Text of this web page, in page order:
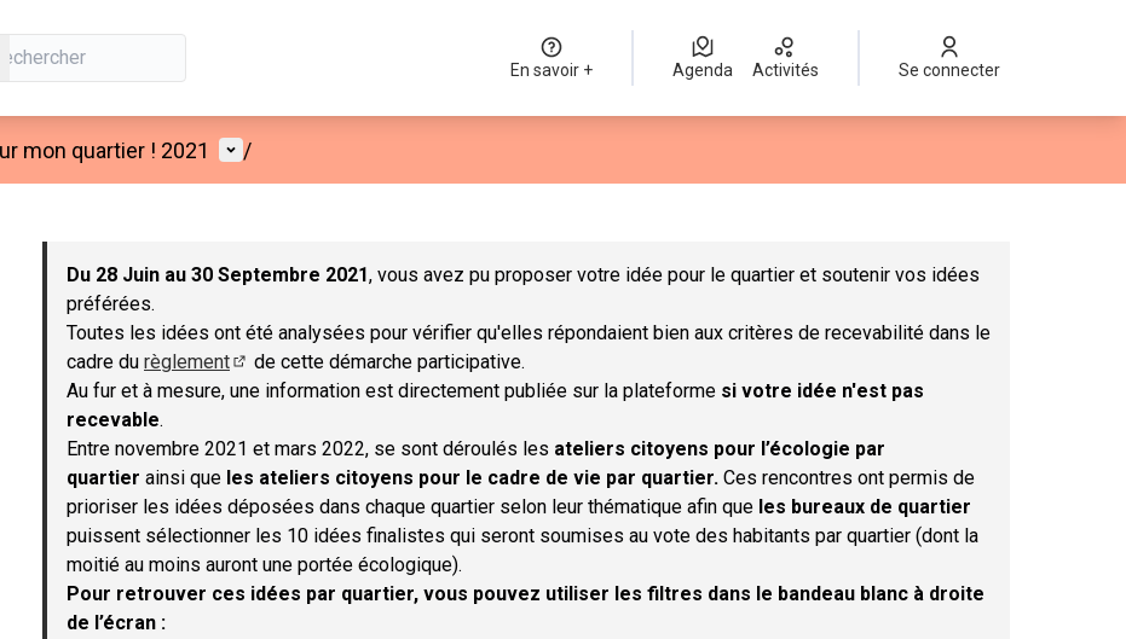
En savoir + Agenda Activités Se connecter
mon quartier ! 2021 Menu utilisateur
/
Passer la carte
Du 28 Juin au 30 Septembre 2021, vous avez pu proposer votre idée pour le quartier et soutenir vos idées
préférées.
Toutes les idées ont été analysées pour vérifier qu'elles répondaient bien aux critères de recevabilité dans le
cadre du règlement
(S'ouvre dans un nouvel onglet)
de cette démarche participative.
Au fur et à mesure, une information est directement publiée sur la plateforme si votre idée n'est pas
recevable.
Entre novembre 2021 et mars 2022, se sont déroulés les ateliers citoyens pour l’écologie par
quartier ainsi que les ateliers citoyens pour le cadre de vie par quartier. Ces rencontres ont permis de
prioriser les idées déposées dans chaque quartier selon leur thématique afin que les bureaux de quartier
puissent sélectionner les 10 idées finalistes qui seront soumises au vote des habitants par quartier (dont la
moitié au moins auront une portée écologique).
Pour retrouver ces idées par quartier, vous pouvez utiliser les filtres dans le bandeau blanc à droite
de l’écran :